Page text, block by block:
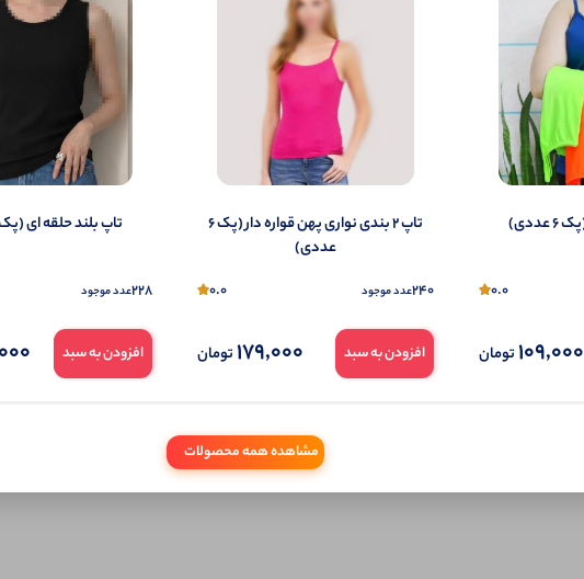
اگر این محصول را قبلا خریده باشید، دیدگاه شما به عنوان خریدار ثبت خواهد شد. همچنین در صورت
تمایل می‌توانید به صورت ناشناس نیز دیدگاه خود را ثبت کنید.
0.0
109,000تومان
تاپ ۲ بندی نواری پهن قواره دار (پک 6
عددی)
240عدد موجود 0.0
افزودن به سبد 179,000تومان
تاپ بلند حلقه ای (پک 6
228عدد موجود
افزودن به سبد
مشاهده همه محصولات